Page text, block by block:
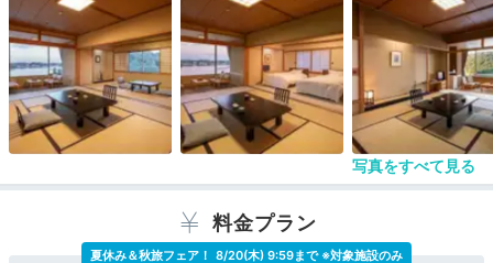
3階に温泉ではないが貸切展望風呂があり、目の前
に浜名湖の遊覧船やロープーウエイの行き交うのを
見ながら湯あみできる。
女性風呂は立ち木で眺望がないのでこの風呂からの
眺望は大変気持ちよく入浴できた。 無料の予約制
である。
食事は別料金で個室にしていただき、周りを気にせ
ずゆっくり食事できた。
近頃ほとんど少なくなった見事な和風旅館である。
写真をすべて見る
料金プラン
夏休み＆秋旅フェア！ 8/20(木) 9:59まで ※対象施設のみ